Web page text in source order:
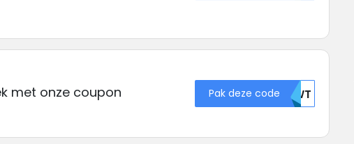
met onze coupon Pak deze code VEWT